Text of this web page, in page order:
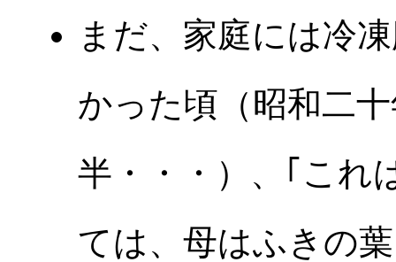
まだ、家庭には冷
かった頃（昭和二
半・・・）、｢これ
ては、母はふきの